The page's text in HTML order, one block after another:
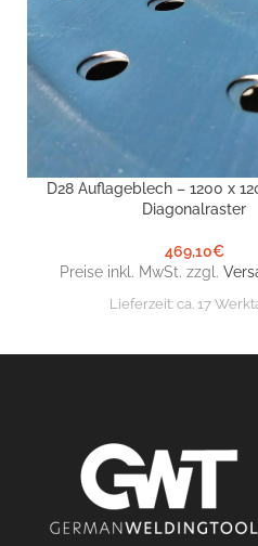
IN DEN WARENKORB
D28 Auflageblech – 1200 x
Diagonalraster
469,10€
Preise inkl. MwSt. zzgl.
Lieferzeit: ca. 17